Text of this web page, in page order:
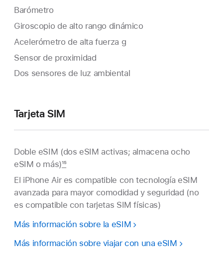
Barómetro
Giroscopio de alto rango dinámico
Acelerómetro de alta fuerza g
Sensor de proximidad
Dos sensores de luz ambiental
Tarjeta SIM
Doble eSIM (dos eSIM activas; almacena ocho
eSIM o más)15
El iPhone Air es compatible con tecnología eSIM
avanzada para mayor comodidad y seguridad (no
es compatible con tarjetas SIM físicas)
Más información sobre la eSIM
Más información sobre viajar con una eSIM